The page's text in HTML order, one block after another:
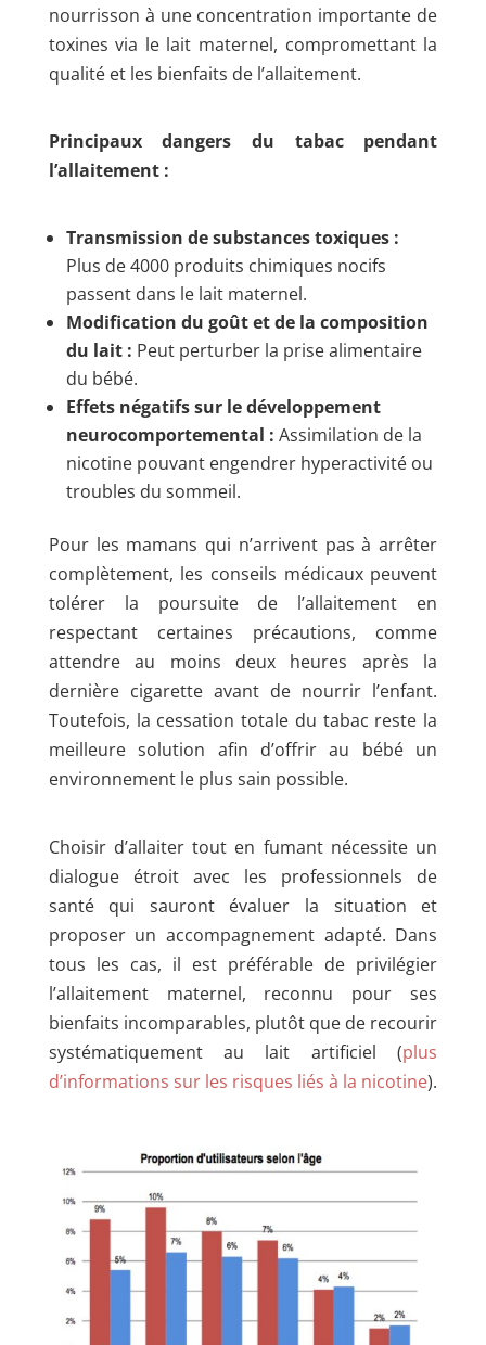
nourrisson à une concentration importante de
toxines via le lait maternel, compromettant la
qualité et les bienfaits de l’allaitement.
Principaux dangers du tabac pendant
l’allaitement :
Transmission de substances toxiques :
Plus de 4000 produits chimiques nocifs
passent dans le lait maternel.
Modification du goût et de la composition
du lait : Peut perturber la prise alimentaire
du bébé.
Effets négatifs sur le développement
neurocomportemental : Assimilation de la
nicotine pouvant engendrer hyperactivité ou
troubles du sommeil.
Pour les mamans qui n’arrivent pas à arrêter
complètement, les conseils médicaux peuvent
tolérer la poursuite de l’allaitement en
respectant certaines précautions, comme
attendre au moins deux heures après la
dernière cigarette avant de nourrir l’enfant.
Toutefois, la cessation totale du tabac reste la
meilleure solution afin d’offrir au bébé un
environnement le plus sain possible.
Choisir d’allaiter tout en fumant nécessite un
dialogue étroit avec les professionnels de
santé qui sauront évaluer la situation et
proposer un accompagnement adapté. Dans
tous les cas, il est préférable de privilégier
l’allaitement maternel, reconnu pour ses
bienfaits incomparables, plutôt que de recourir
systématiquement au lait artificiel (plus
d’informations sur les risques liés à la nicotine).